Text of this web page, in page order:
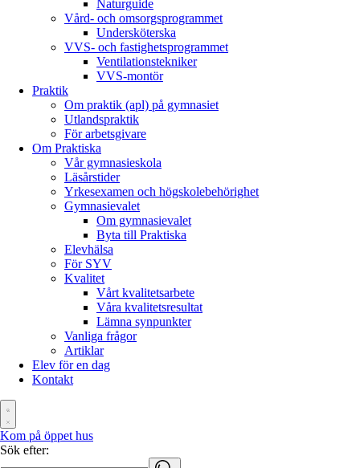
Naturguide
Vård- och omsorgsprogrammet
Undersköterska
VVS- och fastighetsprogrammet
Ventilationstekniker
VVS-montör
Praktik
Om praktik (apl) på gymnasiet
Utlandspraktik
För arbetsgivare
Om Praktiska
Vår gymnasieskola
Läsårstider
Yrkesexamen och högskolebehörighet
Gymnasievalet
Om gymnasievalet
Byta till Praktiska
Elevhälsa
För SYV
Kvalitet
Vårt kvalitetsarbete
Våra kvalitetsresultat
Lämna synpunkter
Vanliga frågor
Artiklar
Elev för en dag
Kontakt
Kom på öppet hus
Sök efter: